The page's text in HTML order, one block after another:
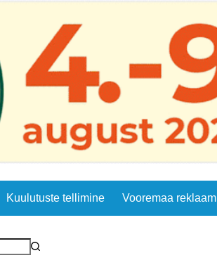
Kuulutuste tellimine Vooremaa reklaam